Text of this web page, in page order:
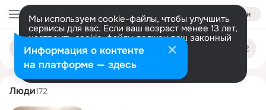
Войти
Мы используем cookie-файлы, чтобы улучшить
сервисы для вас. Если ваш возраст менее 13 лет,
настроить cookie-файлы должен ваш законный
представитель. Больше информации
Разрешить все Настроить
Поиск
людям
tair tairov
Люди172
Информация о контенте
на платформе — здесь